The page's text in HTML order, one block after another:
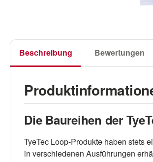
Beschreibung Bewertungen
Die Baureihen der
TyeTec Loop-Produkte haben stets
in verschiedenen Ausführungen